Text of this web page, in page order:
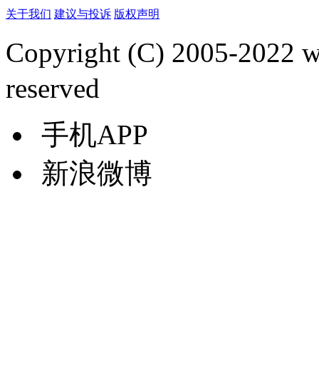
关于我们 建议与投诉 版权声明
Copyright (C) 2005-2022
reserved
手机APP
新浪微博